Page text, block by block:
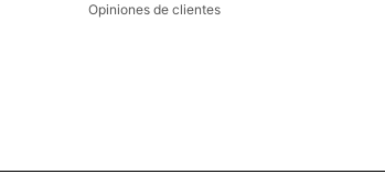
Opiniones de clientes